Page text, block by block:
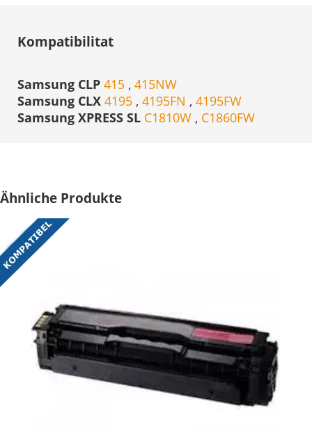
Kompatibilitat
Samsung CLP 415 , 415NW
Samsung CLX 4195 , 4195FN , 4195FW
Samsung XPRESS SL C1810W , C1860FW
Ähnliche Produkte